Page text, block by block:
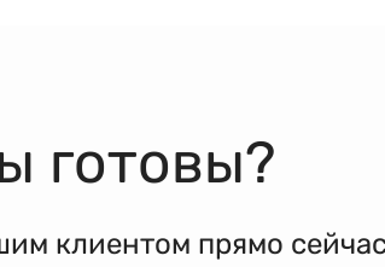
готовы?
клиентом прямо